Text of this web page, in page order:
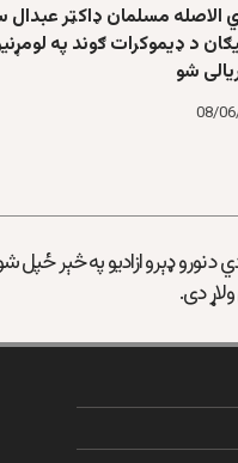
الاصله مسلمان ډاکټر عبدال
د ډیموکرات ګوند په
شو
08/
د نورو ډېرو ازادیو په څېر ځپل
دی.